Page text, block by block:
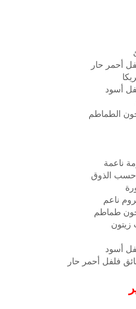
ناعمة
الذوق
معاني القرآن صوت الى اللغة
التاميلية
الترجمات الصوتية لمعاني